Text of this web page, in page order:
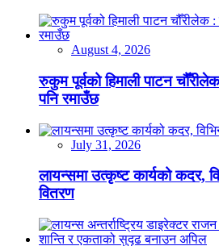
August 4, 2026
रुकुम पूर्वको हिमाली पाटन
पनि रमाउँछ
July 31, 2026
लायन्समा उत्कृष्ट कार्यको कदर,
वितरण